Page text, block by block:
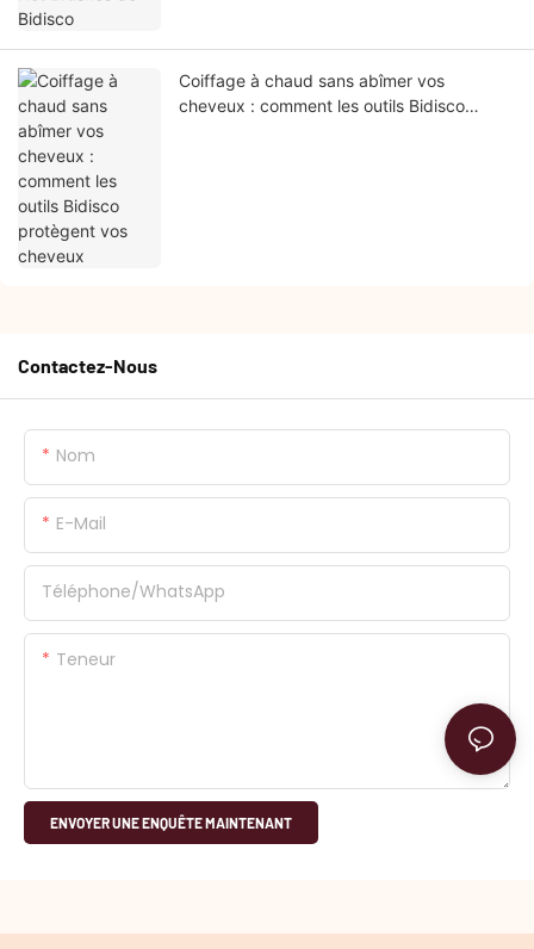
Coiffage à chaud sans abîmer vos
cheveux : comment les outils Bidisco
Contactez-Nous
Nom
E-Mail
Téléphone/WhatsApp
Teneur
ENVOYER UNE ENQUÊTE MAINTENANT